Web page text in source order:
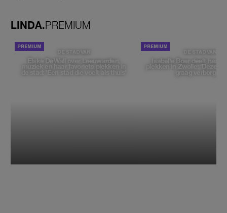
LINDA.PREMIUM
DE STAD VAN
Elske DeWall over Leeuwarden,
muziek en haar favoriete plekken in
de stad: 'Een stad die voelt als thuis'
DE STAD VAN
Isabelle Boer deelt haar
plekken in Zwolle: 'Deze
graag verborgen'